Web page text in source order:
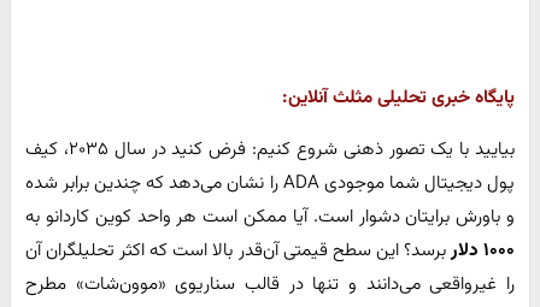
پایگاه خبری تحلیلی مثلث آنلاین:
بیایید با یک تصور ذهنی شروع کنیم: فرض کنید در سال ۲۰۳۵، کیف
پول دیجیتال شما موجودی ADA را نشان می‌دهد که چندین برابر شده
و باورش برایتان دشوار است. آیا ممکن است هر واحد کوین کاردانو به
۱۰۰۰ دلار
برسد؟ این سطح قیمتی آن‌قدر بالا است که اکثر تحلیلگران آن
را غیرواقعی می‌دانند و تنها در قالب سناریوی «موون‌شات» مطرح